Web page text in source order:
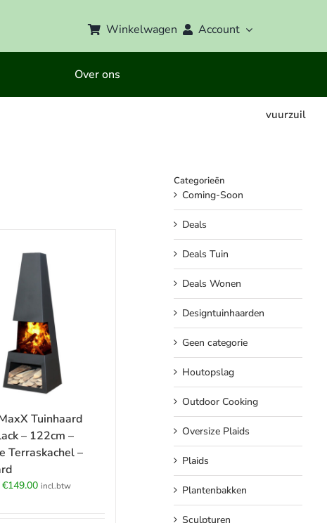
Winkelwagen Account
Over ons
vuurzuil
Tuinhaard
– 122cm –
Terraskachel –
Oorspronkelijke
€149.00Huidige
incl.btw
Categorieën
Coming-Soon
Deals
Deals Tuin
Deals Wonen
Designtuinhaarden
Geen categorie
Houtopslag
Outdoor Cooking
Oversize Plaids
Plaids
Plantenbakken
Sculpturen